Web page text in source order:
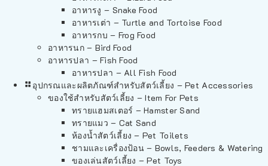
อาหารงู – Snake Food
อาหารเต่า – Turtle and Tortoise Food
อาหารกบ – Frog Food
อาหารนก – Bird Food
อาหารปลา – Fish Food
อาหารปลา – All Fish Food
อุปกรณและผลิตภัณฑ์สำหรับสัตว์เลี้ยง – Pet Accessories
ของใช้สำหรับสัตว์เลี้ยง – Item For Pets
ทรายแฮมสเตอร์ – Hamster Sand
ทรายแมว – Cat Sand
ห้องน้ำสัตว์เลี้ยง – Pet Toilets
ชามและเครื่องป้อน – Bowls, Feeders & Watering
ของเล่นสัตว์เลี้ยง – Pet Toys